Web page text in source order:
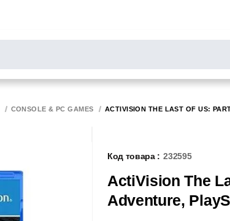
CONSOLE & PC GAMES ACTIVISION THE LAST OF US:
Код товара : 232595
ActiVision The
Adventure,